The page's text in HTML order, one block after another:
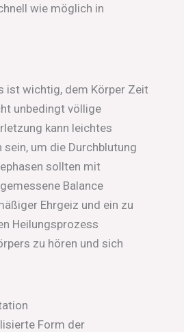
wie möglich in
ist wichtig, dem Körper Zeit
unbedingt völlige
kann leichtes
um die Durchblutung
sollten mit
Balance
Ehrgeiz und ein zu
Heilungsprozess
zu hören und sich
Form der